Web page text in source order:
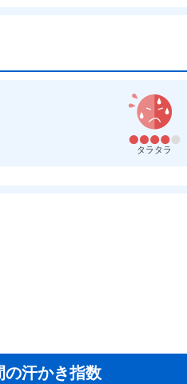
タラタラ
の汗かき指数